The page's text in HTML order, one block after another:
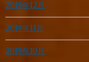
2019年12月
2019年11月
2019年10月